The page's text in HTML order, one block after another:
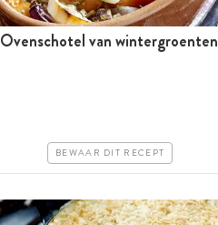
Ovenschotel van wintergroenten
BEWAAR DIT RECEPT